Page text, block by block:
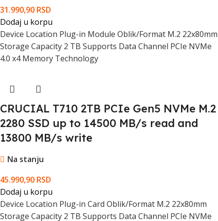
31.990,90 RSD
Dodaj u korpu
Device Location Plug-in Module Oblik/Format M.2 22x80mm
Storage Capacity 2 TB Supports Data Channel PCIe NVMe
4.0 x4 Memory Technology
CRUCIAL T710 2TB PCIe Gen5 NVMe M.2
2280 SSD up to 14500 MB/s read and
13800 MB/s write
Na stanju
45.990,90 RSD
Dodaj u korpu
Device Location Plug-in Card Oblik/Format M.2 22x80mm
Storage Capacity 2 TB Supports Data Channel PCIe NVMe